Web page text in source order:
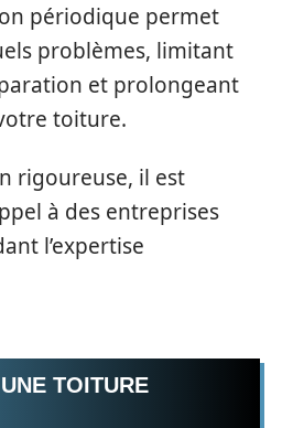
périodique permet
problèmes, limitant
et prolongeant
toiture.
rigoureuse, il est
à des entreprises
l’expertise
TOITURE